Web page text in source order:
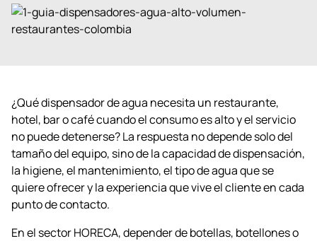
¿Qué dispensador de agua necesita un restaurante,
hotel, bar o café cuando el consumo es alto y el servicio
no puede detenerse? La respuesta no depende solo del
tamaño del equipo, sino de la capacidad de dispensación,
la higiene, el mantenimiento, el tipo de agua que se
quiere ofrecer y la experiencia que vive el cliente en cada
punto de contacto.
En el sector HORECA, depender de botellas, botellones o